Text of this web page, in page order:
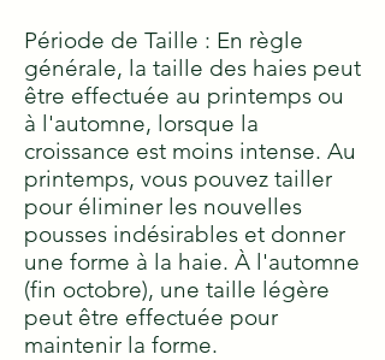
Période de Taille : En règle
générale, la taille des haies peut
être effectuée au printemps ou
à l'automne, lorsque la
croissance est moins intense. Au
printemps, vous pouvez tailler
pour éliminer les nouvelles
pousses indésirables et donner
une forme à la haie. À l'automne
(fin octobre), une taille légère
peut être effectuée pour
maintenir la forme.